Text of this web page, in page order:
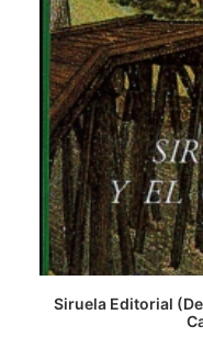
GLOSARIO
CONTACTO
LOGIN / REGISTER
CART
Siruela Editorial